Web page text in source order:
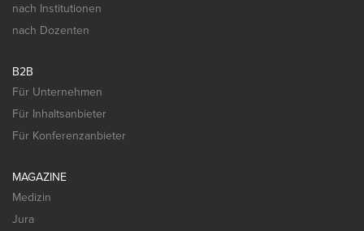
nach Institutionen
nach Dozenten
B2B
Für Unternehmen
Für Inhaltsanbieter
Für Konferenzanbieter
MAGAZINE
Medizin
Jura